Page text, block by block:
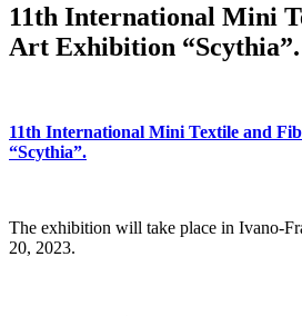
11th International Mini
Art Exhibition “Scythia”.
11th International Mini Textile and
“Scythia”.
The exhibition will take place in Ivano-
20, 2023.